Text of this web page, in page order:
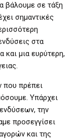
βάλουμε σε τάξη
σημαντικές
στα
και μια ευρύτερη,
που πρέπει
Υπάρχει
την
προσεγγίσει
και της